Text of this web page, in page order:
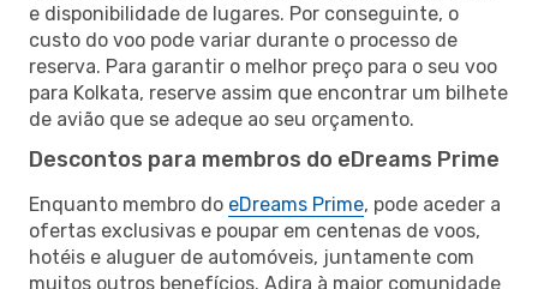
e disponibilidade de lugares. Por conseguinte, o
custo do voo pode variar durante o processo de
reserva. Para garantir o melhor preço para o seu voo
para Kolkata, reserve assim que encontrar um bilhete
de avião que se adeque ao seu orçamento.
Descontos para membros do eDreams Prime
Enquanto membro do eDreams Prime, pode aceder a
ofertas exclusivas e poupar em centenas de voos,
hotéis e aluguer de automóveis, juntamente com
muitos outros benefícios. Adira à maior comunidade